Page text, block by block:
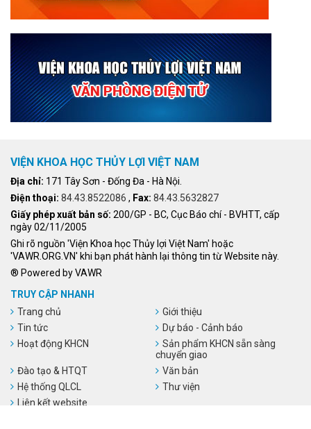
VIỆN KHOA HỌC THỦY LỢI VIỆT NAM
Địa chỉ: 171 Tây Sơn - Đống Đa - Hà Nội.
Điện thoại: 84.43.8522086 , Fax: 84.43.5632827
Giấy phép xuất bản số: 200/GP - BC, Cục Báo chí - BVHTT, cấp
ngày 02/11/2005
Ghi rõ nguồn 'Viện Khoa học Thủy lợi Việt Nam' hoặc
'VAWR.ORG.VN' khi bạn phát hành lại thông tin từ Website này.
® Powered by VAWR
TRUY CẬP NHANH
Trang chủ
Giới thiệu
Tin tức
Dự báo - Cảnh báo
Hoạt động KHCN
Sản phẩm KHCN sẵn sàng
chuyển giao
Đào tạo & HTQT
Văn bản
Hệ thống QLCL
Thư viện
Liên kết website